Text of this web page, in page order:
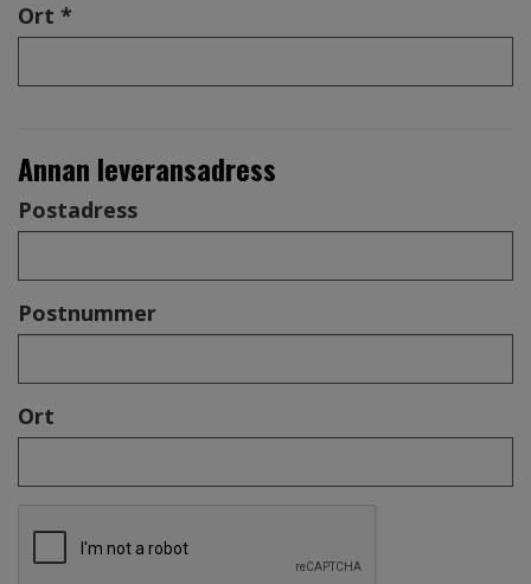
Ort *
Annan leveransadress
Postadress
Postnummer
Ort